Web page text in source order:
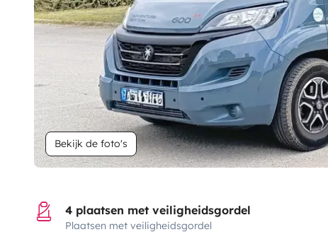
Bekijk de foto's
4 plaatsen met veiligheidsgordel
Plaatsen met veiligheidsgordel